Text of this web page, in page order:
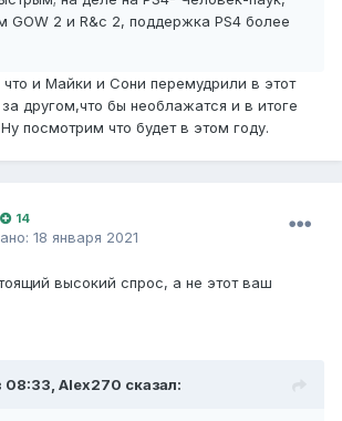
GOW 2 и R&c 2, поддержка PS4 более
и Майки и Сони перемудрили в этот
другом,что бы необлажатся и в итоге
посмотрим что будет в этом году.
14
18 января 2021
высокий спрос, а не этот ваш
08:33, Alex270 сказал: